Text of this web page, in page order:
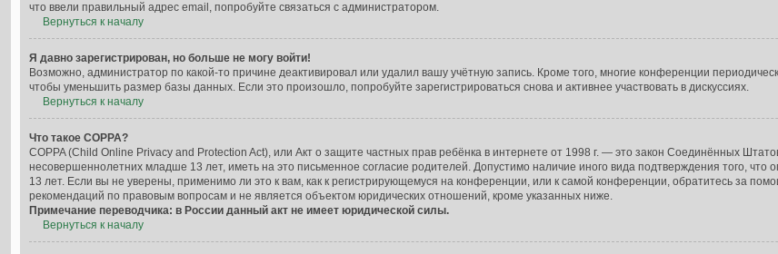
что ввели правильный адрес email, попробуйте связаться с администратором.
Вернуться к началу
Я давно зарегистрирован, но больше не могу войти!
Возможно, администратор по какой-то причине деактивировал или удалил вашу учётную запись. Кроме того, многие конференции
чтобы уменьшить размер базы данных. Если это произошло, попробуйте зарегистрироваться снова и активнее участвовать в дискуссиях.
Вернуться к началу
Что такое COPPA?
COPPA (Child Online Privacy and Protection Act), или Акт о защите частных прав ребёнка в интернете от 1998 г. — это закон Соединённых
несовершеннолетних младше 13 лет, иметь на это письменное согласие родителей. Допустимо наличие иного вида подтверждения того,
13 лет. Если вы не уверены, применимо ли это к вам, как к регистрирующемуся на конференции, или к самой конференции, обратитесь за
рекомендаций по правовым вопросам и не является объектом юридических отношений, кроме указанных ниже.
Примечание переводчика: в России данный акт не имеет юридической силы.
Вернуться к началу